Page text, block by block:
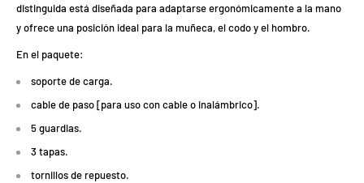
distinguida está diseñada para adaptarse ergonómicamente a la mano
y ofrece una posición ideal para la muñeca, el codo y el hombro.
En el paquete:
soporte de carga.
cable de paso [para uso con cable o inalámbrico].
5 guardias.
3 tapas.
tornillos de repuesto.